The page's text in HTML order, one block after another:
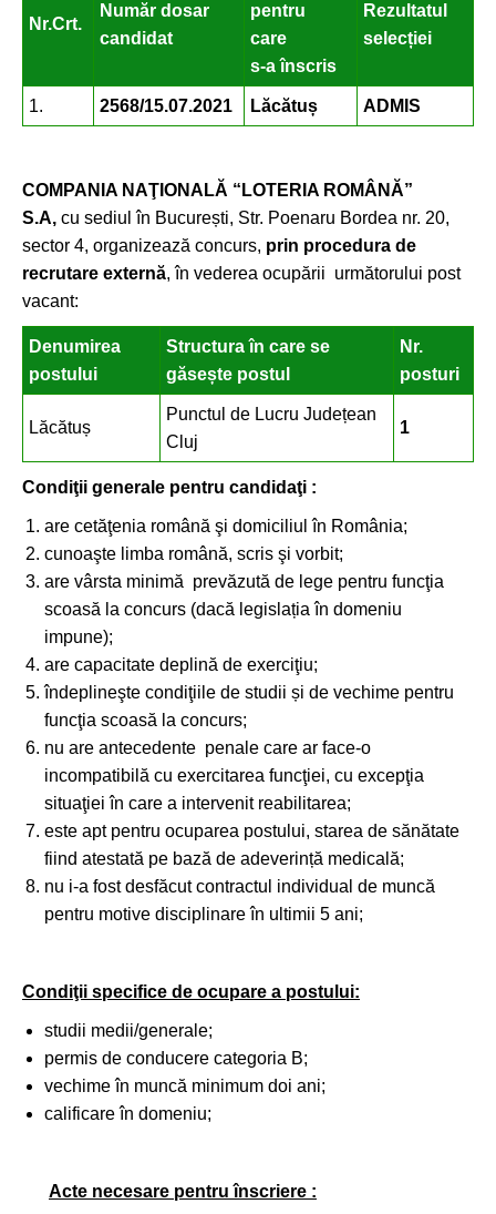
Nr.Crt.
Număr dosar
candidat
pentru
care
s-a înscris
Rezultatul
selecției
1. 2568/15.07.2021 Lăcătuș ADMIS
COMPANIA NAŢIONALĂ “LOTERIA ROMÂNĂ”
S.A, cu sediul în București, Str. Poenaru Bordea nr. 20,
sector 4, organizează concurs, prin procedura de
recrutare externă, în vederea ocupării următorului post
vacant:
Denumirea
postului
Structura în care se
găsește postul
Nr.
posturi
Lăcătuș
Punctul de Lucru Județean
Cluj
1
Condiţii generale pentru candidaţi :
are cetăţenia română şi domiciliul în România;
cunoaşte limba română, scris şi vorbit;
are vârsta minimă prevăzută de lege pentru funcţia
scoasă la concurs (dacă legislația în domeniu
impune);
are capacitate deplină de exerciţiu;
îndeplineşte condiţiile de studii și de vechime pentru
funcţia scoasă la concurs;
nu are antecedente penale care ar face-o
incompatibilă cu exercitarea funcţiei, cu excepţia
situaţiei în care a intervenit reabilitarea;
este apt pentru ocuparea postului, starea de sănătate
fiind atestată pe bază de adeverință medicală;
nu i-a fost desfăcut contractul individual de muncă
pentru motive disciplinare în ultimii 5 ani;
Condiţii specifice de ocupare a postului:
studii medii/generale;
permis de conducere categoria B;
vechime în muncă minimum doi ani;
calificare în domeniu;
Acte necesare pentru înscriere :